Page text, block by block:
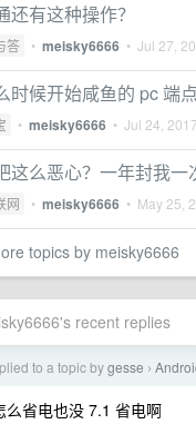
还有这种操作？
答 • meisky6666 • Jul 27,
时候开始咸鱼的 pc 端
• meisky6666 • Jul 24, 2017
这么恶心？一年封我一
网 • meisky6666 • May 25,
topics by meisky6666
recent replies
to a topic bygesse ›
么省电也没 7.1 省电啊